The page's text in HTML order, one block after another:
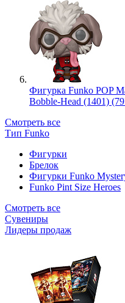
Фигурка Funko POP
Bobble-Head (1401)
Смотреть все
Тип Funko
Фигурки
Брелок
Фигурки Funko
Funko Pint Size Heroes
Смотреть все
Сувениры
Лидеры продаж